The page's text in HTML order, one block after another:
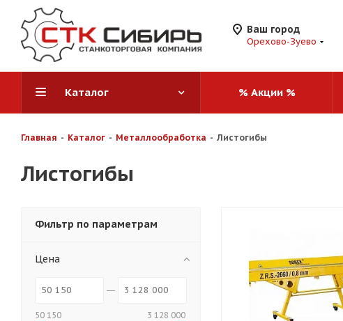
Ваш город
Орехово-Зуево
Каталог % Акции %
Главная - Каталог - Металлообработка - Листогибы
Листогибы
Фильтр по параметрам
Цена
50 150 3 128 000